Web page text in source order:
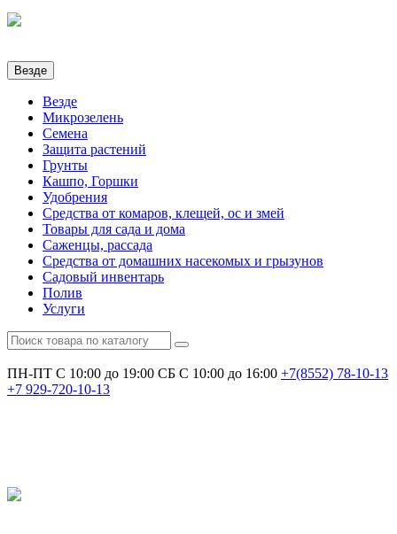
Везде
Везде
Микрозелень
Семена
Защита растений
Грунты
Кашпо, Горшки
Удобрения
Средства от комаров, клещей, ос и змей
Товары для сада и дома
Саженцы, рассада
Средства от домашних насекомых и грызунов
Садовый инвентарь
Полив
Услуги
ПН-ПТ С 10:00 до 19:00 СБ С 10:00 до 16:00 +7(8552) 78-10-13
+7 929-720-10-13